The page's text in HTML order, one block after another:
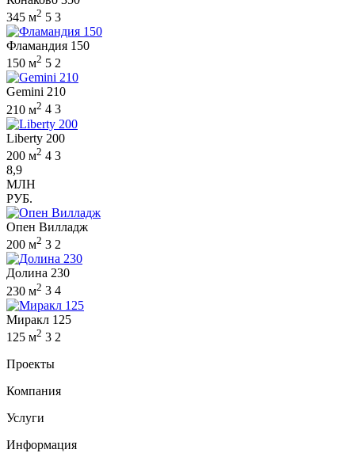
345 м2 5 3
Фламандия 150
150 м2 5 2
Gemini 210
210 м2 4 3
Liberty 200
200 м2 4 3
8,9
МЛН
РУБ.
Опен Вилладж
200 м2 3 2
Долина 230
230 м2 3 4
Миракл 125
125 м2 3 2
Проекты
Компания
Услуги
Информация